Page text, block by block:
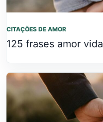
CITAÇÕES DE AMOR
125 frases amor vida